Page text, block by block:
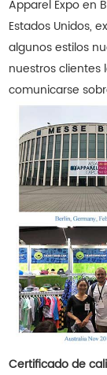
Apparel Expo en
Estados Unidos,
algunos estilos
nuestros clientes
comunicarse
Certificado de